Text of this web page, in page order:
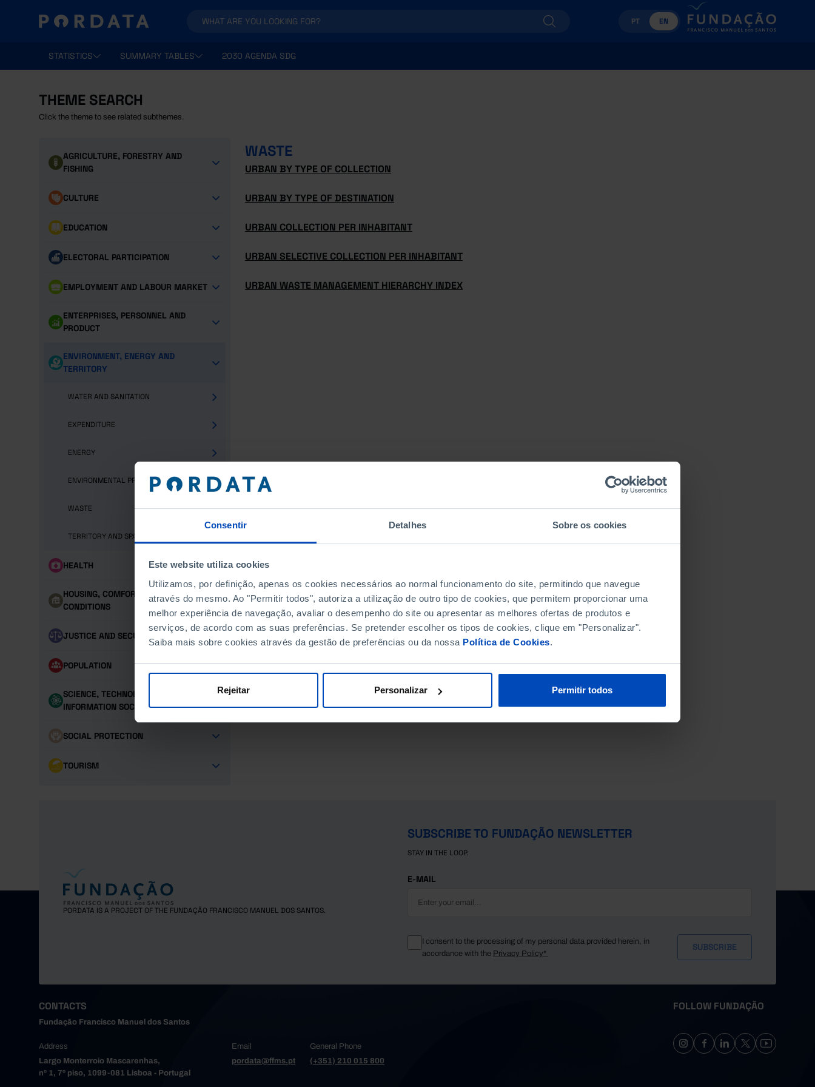
Consentir Detalhes Sobre os cookies
Este website utiliza cookies
Utilizamos, por definição, apenas os cookies necessários ao normal funcionamento do site, permitindo que navegue
através do mesmo. Ao "Permitir todos", autoriza a utilização de outro tipo de cookies, que permitem proporcionar uma
melhor experiência de navegação, avaliar o desempenho do site ou apresentar as melhores ofertas de produtos e
serviços, de acordo com as suas preferências. Se pretender escolher os tipos de cookies, clique em "Personalizar".
Saiba mais sobre cookies através da gestão de preferências ou da nossa Política de Cookies.
Rejeitar Personalizar Permitir todos
PT EN
STATISTICS SUMMARY TABLES 2030 AGENDA SDG
THEME SEARCH
Click the theme to see related subthemes.
AGRICULTURE, FORESTRY AND
FISHING
CULTURE
EDUCATION
ELECTORAL PARTICIPATION
EMPLOYMENT AND LABOUR MARKET
ENTERPRISES, PERSONNEL AND
PRODUCT
ENVIRONMENT, ENERGY AND
TERRITORY
WATER AND SANITATION
EXPENDITURE
ENERGY
ENVIRONMENTAL PROTECTION
WASTE
TERRITORY AND SPATIAL PLANNING
HEALTH
HOUSING, COMFORT AND LIVING
CONDITIONS
JUSTICE AND SECURITY
POPULATION
SCIENCE, TECHNOLOGY AND
INFORMATION SOCIETY
SOCIAL PROTECTION
TOURISM
WASTE
URBAN BY TYPE OF COLLECTION
URBAN BY TYPE OF DESTINATION
URBAN COLLECTION PER INHABITANT
URBAN SELECTIVE COLLECTION PER INHABITANT
URBAN WASTE MANAGEMENT HIERARCHY INDEX
PORDATA IS A PROJECT OF THE FUNDAÇÃO FRANCISCO MANUEL DOS SANTOS.
SUBSCRIBE TO FUNDAÇÃO NEWSLETTER
STAY IN THE LOOP.
E-MAIL
I consent to the processing of my personal data provided herein, in
accordance with the Privacy Policy*
CONTACTS
Fundação Francisco Manuel dos Santos
Address
Largo Monterroio Mascarenhas,
nº 1, 7º piso, 1099-081 Lisboa - Portugal
Email
pordata@ffms.pt
General Phone
(+351) 210 015 800
FOLLOW FUNDAÇÃO